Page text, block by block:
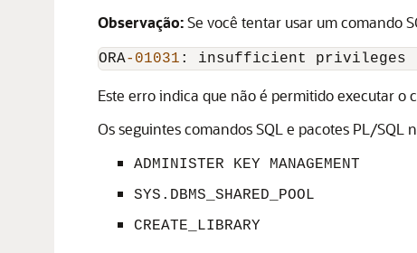
Observação:Se você tentar usar um comando
ORA-01031 : insufficient privileges
Este erro indica que não é permitido executar o
Os seguintes comandos SQL e pacotes PL/SQL
ADMINISTER KEY MANAGEMENT
SYS.DBMS_SHARED_POOL
CREATE_LIBRARY